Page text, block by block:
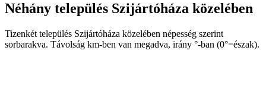
Néhány település Szijártóháza közelében
Tizenkét település Szijártóháza közelében népesség szerint
sorbarakva. Távolság km-ben van megadva, irány °-ban (0°=észak).